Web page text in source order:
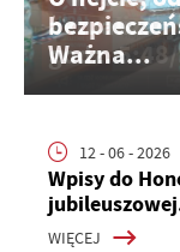
Ważna...
12 - 06 - 2026
Wpisy do
WIĘCEJ